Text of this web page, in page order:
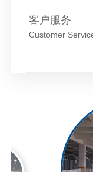
客户服务
Customer